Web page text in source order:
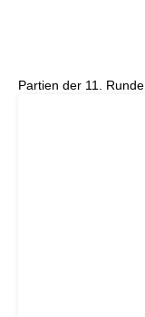
Partien der 11. Runde